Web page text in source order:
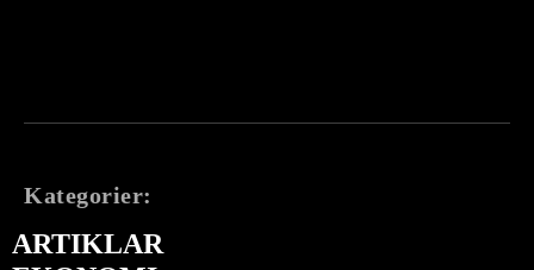
Kategorier:
ARTIKLAR